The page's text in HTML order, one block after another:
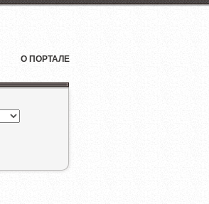
О ПОРТАЛЕ